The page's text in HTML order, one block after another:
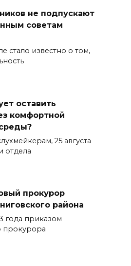
не подпускают
советам
стало известно о том,
оставить
комфортной
25 августа
отдела
прокурор
района
года приказом
прокурора